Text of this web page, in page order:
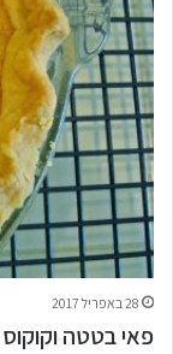
28 באפריל 2017
פאי בטטה